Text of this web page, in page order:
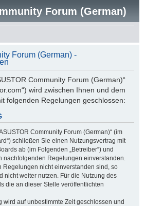
Forum (German)
Forum (German) -
Community Forum (German)“
wird zwischen Ihnen und dem
folgenden Regelungen geschlossen:
Community Forum (German)“ (im
schließen Sie einen Nutzungsvertrag mit
ab (im Folgenden „Betreiber“) und
nachfolgenden Regelungen einverstanden.
Regelungen nicht einverstanden sind, so
nicht weiter nutzen. Für die Nutzung des
die an dieser Stelle veröffentlichten
wird auf unbestimmte Zeit geschlossen und